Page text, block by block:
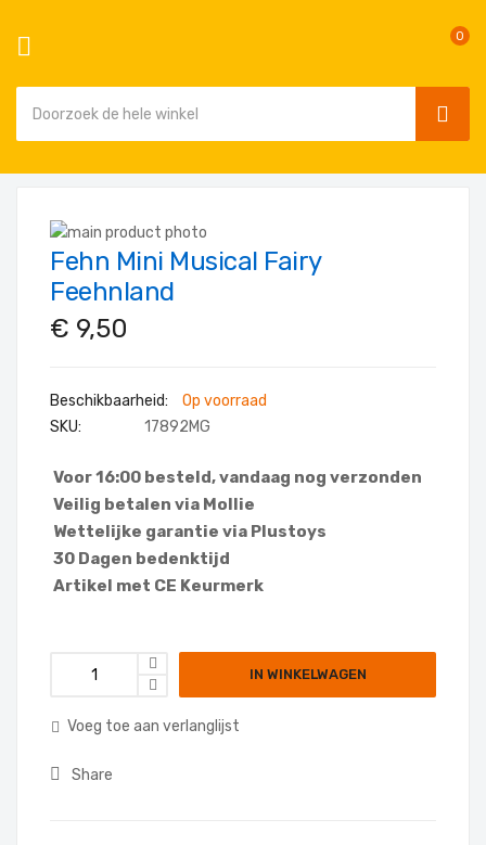
0
inhoud
Ga
naar
het
van
Ga
naar
begin
Fehn Mini Musical Fairy
Feehnland
€ 9,50
Op voorraad
SKU
17892MG
Voor 16:00 besteld, vandaag nog verzonden
Veilig betalen via Mollie
Wettelijke garantie via Plustoys
30 Dagen bedenktijd
Artikel met CE Keurmerk
IN WINKELWAGEN
Voeg toe aan verlanglijst
Share